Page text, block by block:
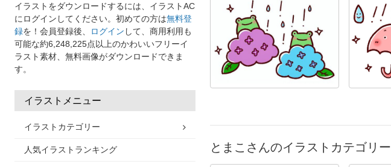
イラストをダウンロードするには、イラストAC
にログインしてください。初めての方は無料登
録を！会員登録後、 ログイン して、商用利用も
可能な約6,248,225点以上のかわいいフリーイ
ラスト素材、無料画像がダウンロードできま
す。
イラストメニュー
イラストカテゴリー
人気イラストランキング とまこさんのイラストカテゴリー